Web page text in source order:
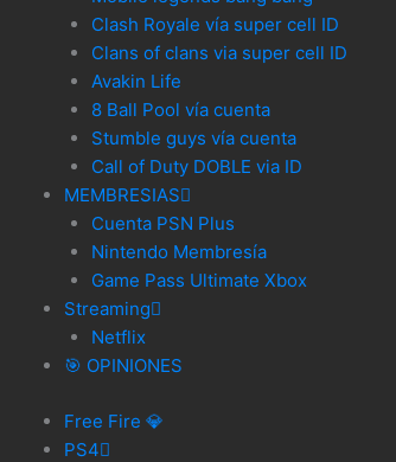
Clash Royale vía super cell ID
Clans of clans via super cell ID
Avakin Life
8 Ball Pool vía cuenta
Stumble guys vía cuenta
Call of Duty DOBLE via ID
MEMBRESIAS
Cuenta PSN Plus
Nintendo Membresía
Game Pass Ultimate Xbox
Streaming
Netflix
🎯 OPINIONES
Free Fire 💎
PS4